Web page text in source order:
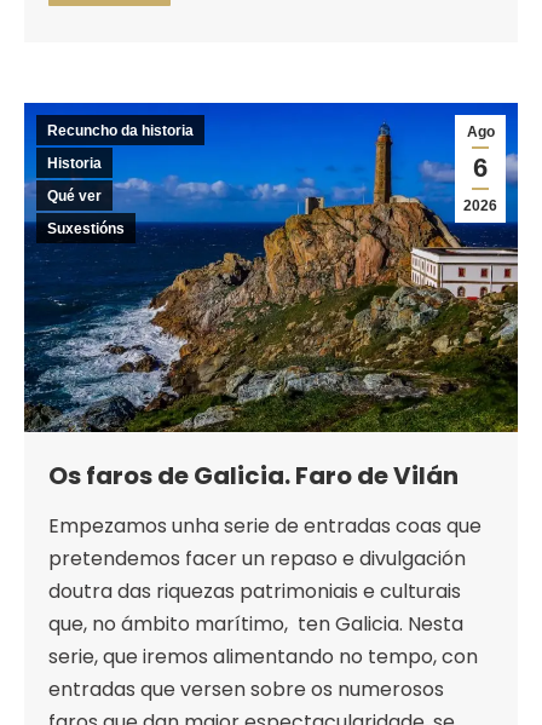
Ago
6
2026
Recuncho da historia
Historia
Qué ver
Suxestións
Os faros de Galicia. Faro de Vilán
Empezamos unha serie de entradas coas que
pretendemos facer un repaso e divulgación
doutra das riquezas patrimoniais e culturais
que, no ámbito marítimo, ten Galicia. Nesta
serie, que iremos alimentando no tempo, con
entradas que versen sobre os numerosos